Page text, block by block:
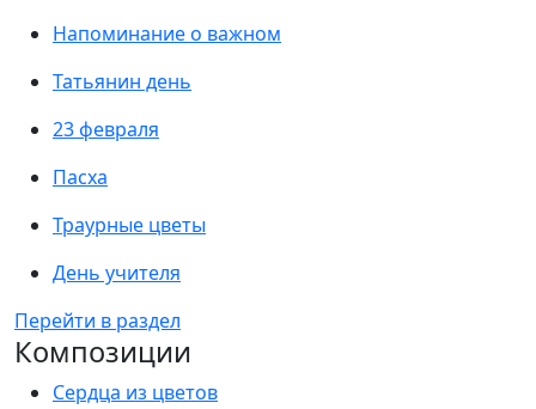
Напоминание о важном
Татьянин день
23 февраля
Пасха
Траурные цветы
День учителя
Перейти в раздел
Композиции
Сердца из цветов